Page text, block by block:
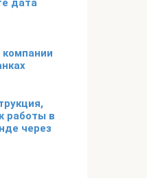
дата
работы в
через